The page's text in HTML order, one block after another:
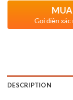
MUA
Gọi điện xác
DESCRIPTION